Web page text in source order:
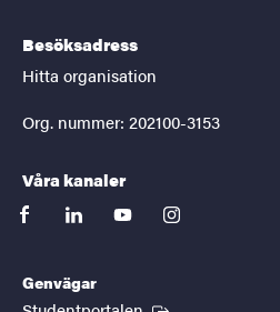
Besöksadress
Hitta organisation
Org. nummer: 202100-3153
Våra kanaler
facebooklinkedinyoutubeinstagram
Genvägar